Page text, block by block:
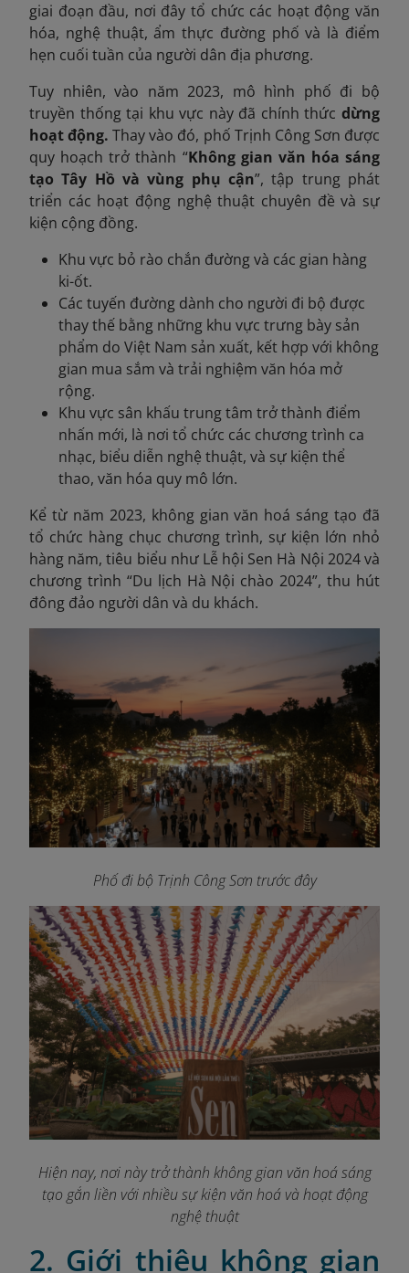
giai đoạn đầu, nơi đây tổ chức các hoạt động văn
hóa, nghệ thuật, ẩm thực đường phố và là điểm
hẹn cuối tuần của người dân địa phương.
Tuy nhiên, vào năm 2023, mô hình phố đi bộ
truyền thống tại khu vực này đã chính thức dừng
hoạt động.Thay vào đó, phố Trịnh Công Sơn được
quy hoạch trở thành “Không gian văn hóa sáng
tạo Tây Hồ và vùng phụ cận”, tập trung phát
triển các hoạt động nghệ thuật chuyên đề và sự
kiện cộng đồng.
Khu vực bỏ rào chắn đường và các gian hàng
ki-ốt.
Các tuyến đường dành cho người đi bộ được
thay thế bằng những khu vực trưng bày sản
phẩm do Việt Nam sản xuất, kết hợp với không
gian mua sắm và trải nghiệm văn hóa mở
rộng.
Khu vực sân khấu trung tâm trở thành điểm
nhấn mới, là nơi tổ chức các chương trình ca
nhạc, biểu diễn nghệ thuật, và sự kiện thể
thao, văn hóa quy mô lớn.
Kể từ năm 2023, không gian văn hoá sáng tạo đã
tổ chức hàng chục chương trình, sự kiện lớn nhỏ
hàng năm, tiêu biểu như Lễ hội Sen Hà Nội 2024 và
chương trình “Du lịch Hà Nội chào 2024”, thu hút
đông đảo người dân và du khách.
Phố đi bộ Trịnh Công Sơn trước đây
Hiện nay, nơi này trở thành không gian văn hoá sáng
tạo gắn liền với nhiều sự kiện văn hoá và hoạt động
nghệ thuật
2. Giới thiệu không gian